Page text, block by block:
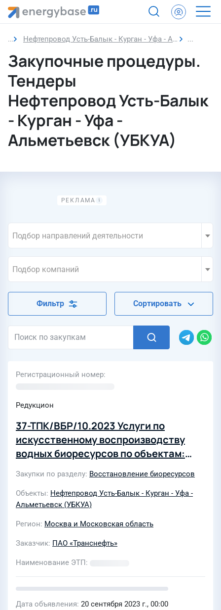
Нефтепровод Усть-Балык - Курган - Уфа - Альметьевск (УБКУА)
Закупочные процедуры.
Тендеры
Нефтепровод Усть-Балык
- Курган - Уфа -
Альметьевск (УБКУА)
Подбор направлений деятельности
Подбор компаний
Фильтр Сортировать
Регистрационный номер
Редукцион
37-ТПК/ВБР/10.2023 Услуги по
искусственному воспроизводству
водных биоресурсов по объектам:
"Магистральный нефтепровод Усть-
Балык-Курган-Уфа-Альметьевск,
d=1220 мм, участок р.Ик-Калейкино,
участок 1736-1755,2 км, 1755,2-1797,5
км. Замена основной нитки по
Закупки по разделу Восстановление биоресурсов
Объекты Нефтепровод Усть-Балык - Курган - Уфа -
Альметьевск (УБКУА)
Регион Москва и Московская область
Заказчик ПАО «Транснефть»
Наименование ЭТП
Дата объявления 20 сентября 2023 г., 00:00